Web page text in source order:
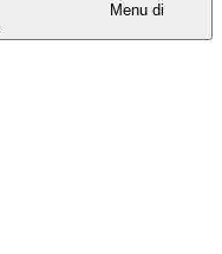
Menu di